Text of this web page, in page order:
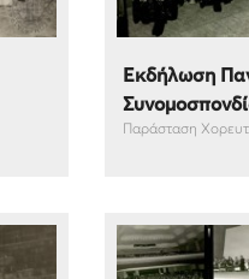
Εκδήλωση
Παράσταση